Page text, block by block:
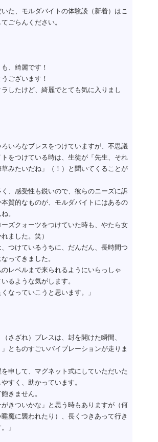
た、モルダバイトの体験談（新着）はこ
ごらんください。
も、綺麗です！
ございます！
したけど、綺麗でとても気に入りまし
ろいろなブレスをつけていますが、不思議
トをつけている時は、生徒が「先生、それ
みたいだね」（！）と聞いてくることが
く、感受性も鋭いので、彼らのニーズに訴
本質的なものが、モルダバイトにはあるの
。
ーズクォーツをつけていた時も、やたら女
ました。笑）
つけているうちに、だんだん、長時間つ
ってきました。
レベルまで来られるようにいらっしゃ
るような気がします。
なっていこうと思います。」
（さざれ）ブレスは、封を開けた瞬間、
」とものすごいバイブレーションが走りま
申して、マグネット式にしていただいた
すく、助かっています。
きません。
きついかな」と思う時もありますが（何
睡魔に襲われたり）、長くつきあって行き
」